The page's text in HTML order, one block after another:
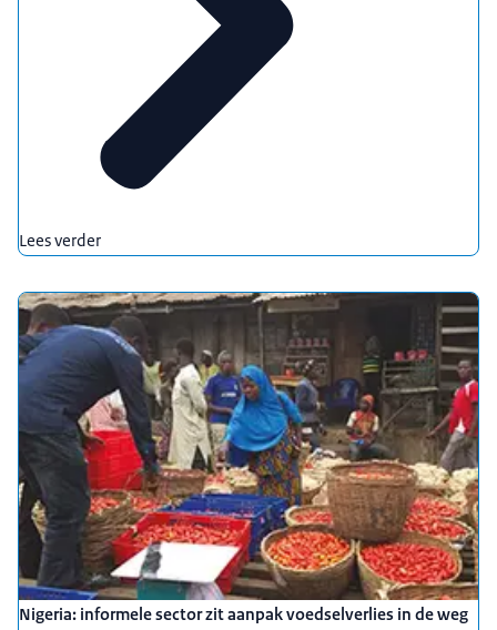
Lees verder
Nigeria: informele sector zit aanpak voedselverlies in de weg